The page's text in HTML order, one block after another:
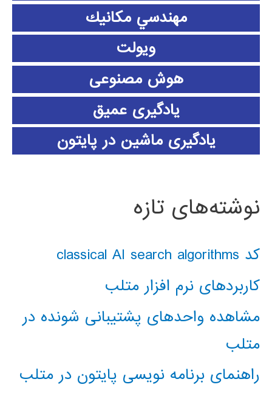
مهندسي مكانيك
ویولت
هوش مصنوعی
یادگیری عمیق
یادگیری ماشین در پایتون
نوشته‌های تازه
کد classical AI search algorithms
کاربردهای نرم افزار متلب
مشاهده واحدهای پشتیبانی شونده در
متلب
راهنمای برنامه نویسی پایتون در متلب